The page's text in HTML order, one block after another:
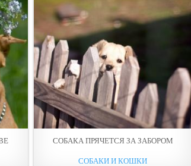
СОБАКА ПРЯЧЕТСЯ ЗА ЗАБОРОМ
СОБАКИ И КОШКИ